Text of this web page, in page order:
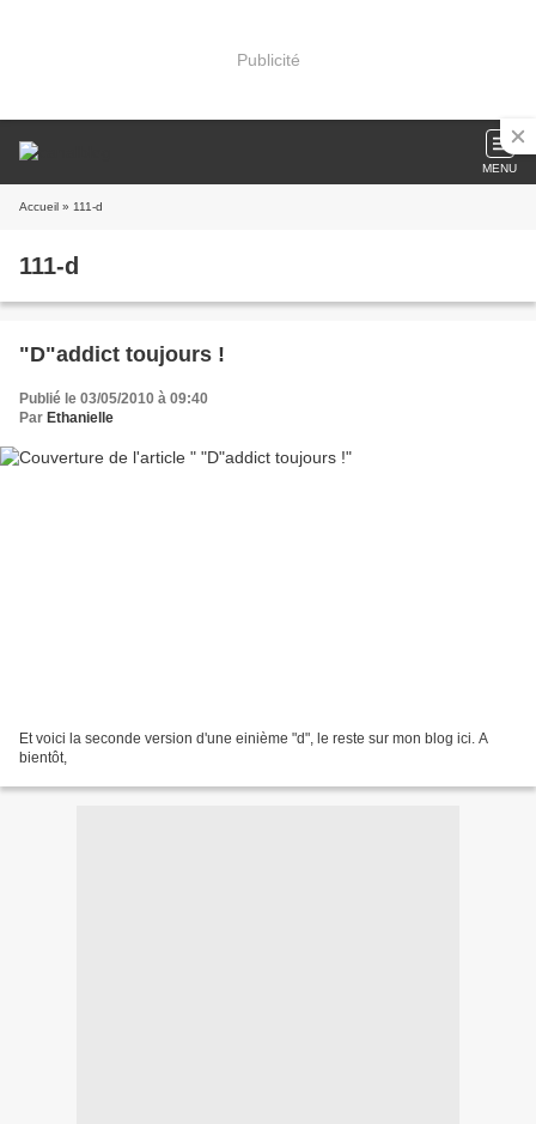
Publicité
MENU
Accueil » 111-d
111-d
"D"addict toujours !
Publié le 03/05/2010 à 09:40
Par Ethanielle
Et voici la seconde version d'une einième "d", le reste sur mon blog ici. A
bientôt,